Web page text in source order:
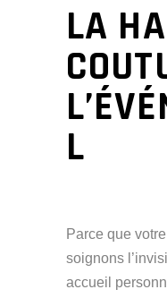
LA
L
Parce que
soignons
accueil